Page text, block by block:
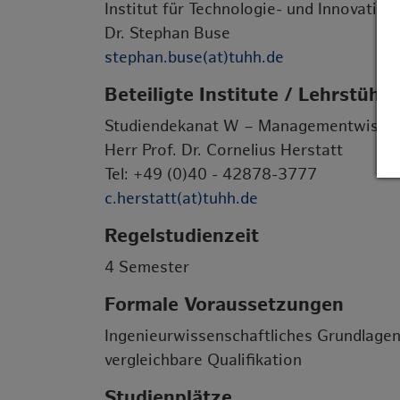
Institut für Technologie- und
Dr. Stephan Buse
stephan.buse(at)tuhh.de
Beteiligte Institute / Lehrstühle
Studiendekanat W –
Herr Prof. Dr. Cornelius Herstatt
Tel: +49 (0)40 - 42878-3777
c.herstatt(at)tuhh.de
Regelstudienzeit
4 Semester
Formale Voraussetzungen
Ingenieurwissenschaftliches
vergleichbare Qualifikation